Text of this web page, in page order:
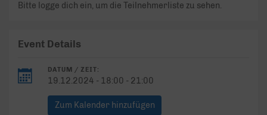
Bitte logge dich ein, um die Teilnehmerliste zu sehen.
Event Details
DATUM / ZEIT:
19.12.2024 - 18:00 - 21:00
Zum Kalender hinzufügen